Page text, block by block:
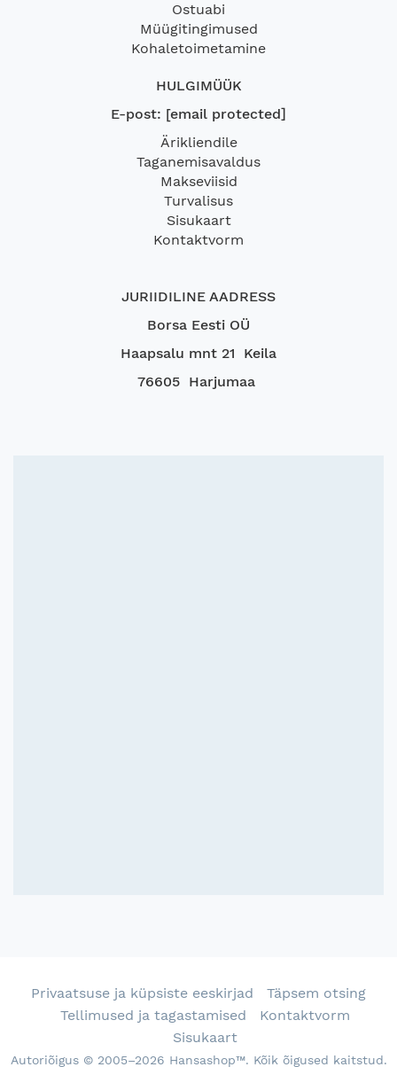
Ostuabi
Müügitingimused
Kohaletoimetamine
HULGIMÜÜK
E-post: [email protected]
Ärikliendile
Taganemisavaldus
Makseviisid
Turvalisus
Sisukaart
Kontaktvorm
JURIIDILINE AADRESS
Borsa Eesti OÜ
Haapsalu mnt 21 Keila
76605 Harjumaa
Privaatsuse ja küpsiste eeskirjad
Täpsem otsing
Tellimused ja tagastamised
Kontaktvorm
Sisukaart
Autoriõigus © 2005–2026 Hansashop™. Kõik õigused kaitstud.